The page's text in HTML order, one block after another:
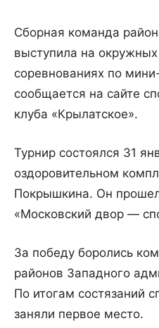
Сборная команда
выступила на
соревнованиях по
сообщается на сайте
клуба «Крылатское».
Турнир состоялся 31
оздоровительном
Покрышкина. Он
«Московский двор —
За победу боролись
районов Западного
По итогам состязаний
заняли первое место.